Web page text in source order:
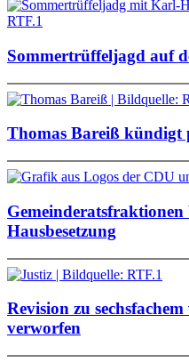
Sommertrüffeljagd auf
Thomas Bareiß kündigt
Gemeinderatsfraktionen
Hausbesetzung
Revision zu
verworfen